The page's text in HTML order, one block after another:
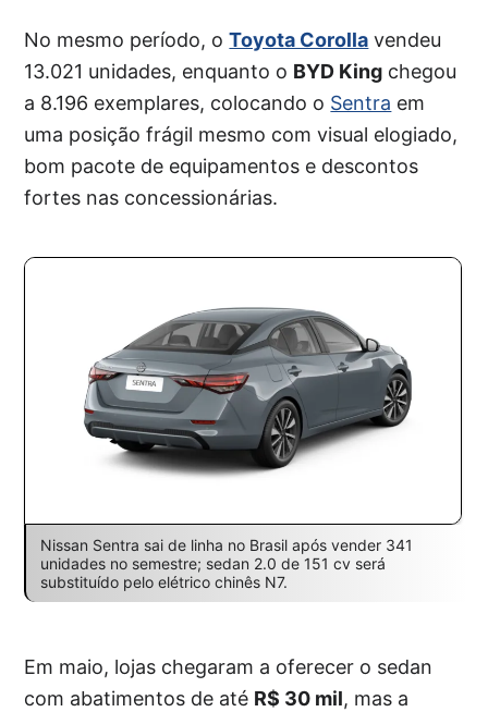
No mesmo período, oToyota Corolla vendeu
13.021 unidades, enquanto o BYD King chegou
a 8.196 exemplares, colocando o Sentra em
uma posição frágil mesmo com visual elogiado,
bom pacote de equipamentos e descontos
fortes nas concessionárias.
Nissan Sentra sai de linha no Brasil após vender 341
unidades no semestre; sedan 2.0 de 151 cv será
substituído pelo elétrico chinês N7.
Em maio, lojas chegaram a oferecer o sedan
com abatimentos de até R$ 30 mil, mas a